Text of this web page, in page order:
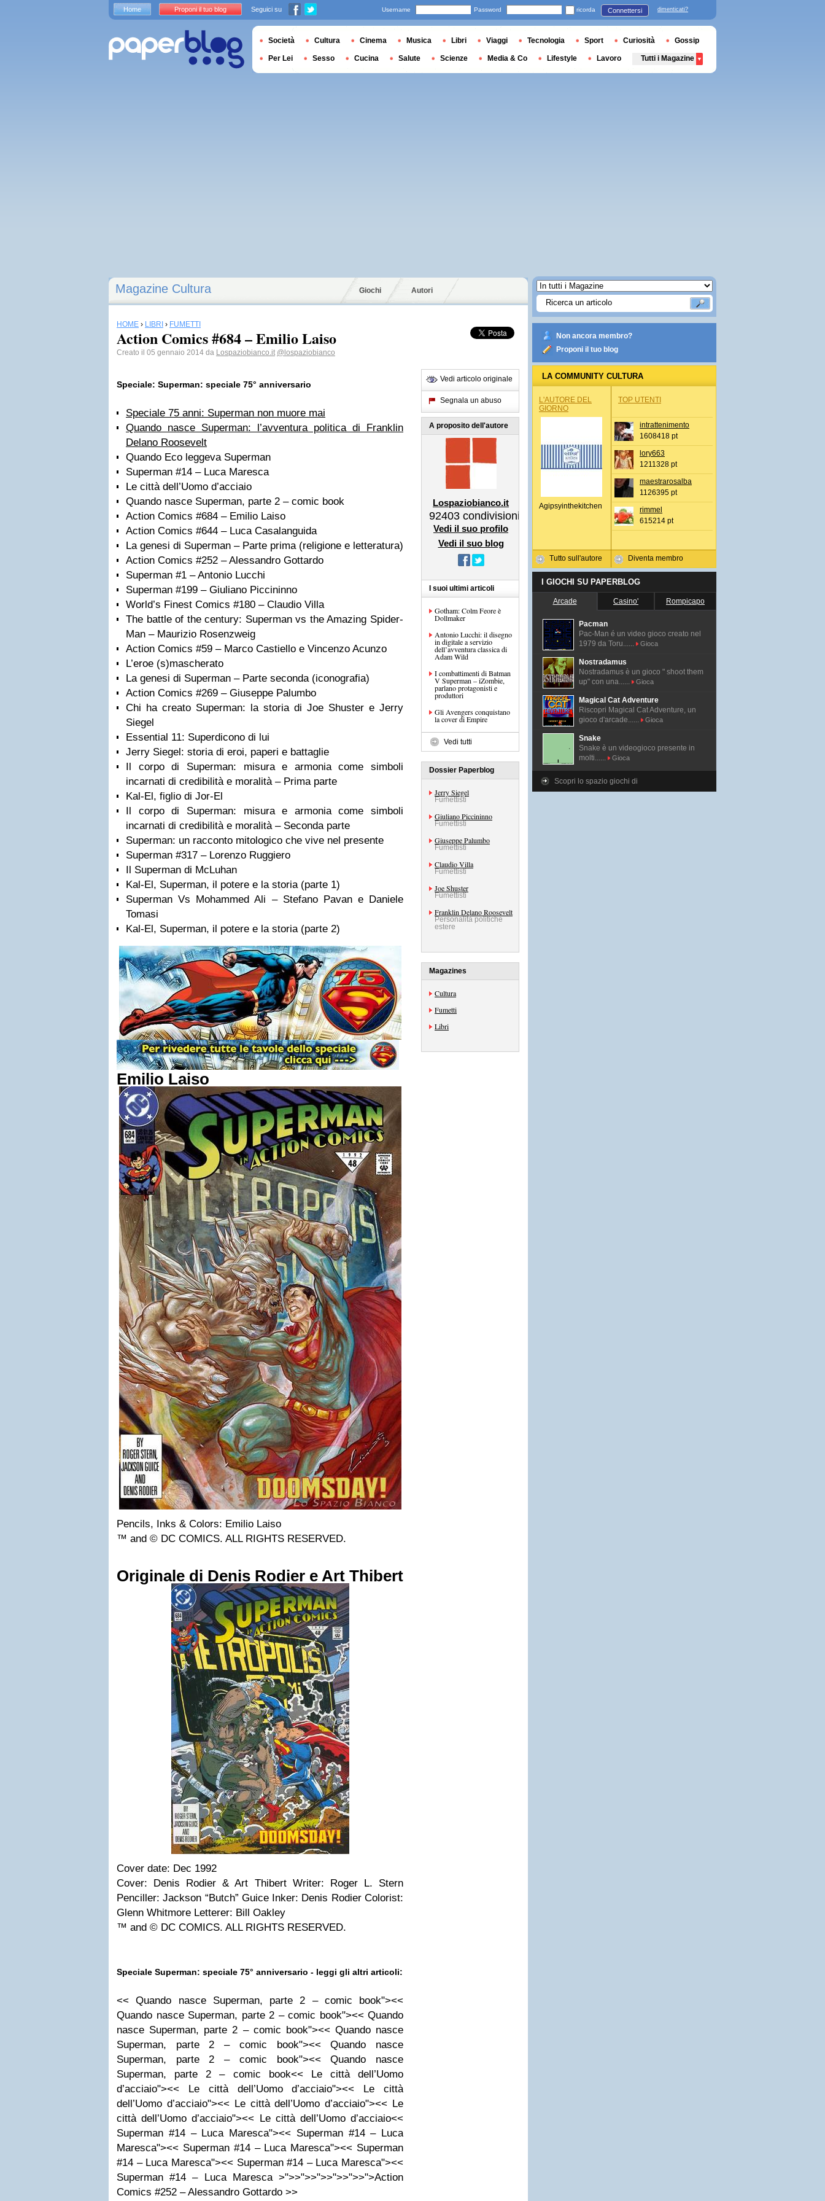
Magazine Cultura Giochi Autori
HOME › LIBRI › FUMETTI
Action Comics #684 – Emilio Laiso
Creato il 05 gennaio 2014 da Lospaziobianco.it @lospaziobianco
Speciale: Superman: speciale 75° anniversario
Speciale 75 anni: Superman non muore mai
Quando nasce Superman: l’avventura politica di Franklin
Delano Roosevelt
Quando Eco leggeva Superman
Superman #14 – Luca Maresca
Le città dell’Uomo d’acciaio
Quando nasce Superman, parte 2 – comic book
Action Comics #684 – Emilio Laiso
Action Comics #644 – Luca Casalanguida
La genesi di Superman – Parte prima (religione e letteratura)
Action Comics #252 – Alessandro Gottardo
Superman #1 – Antonio Lucchi
Superman #199 – Giuliano Piccininno
World’s Finest Comics #180 – Claudio Villa
The battle of the century: Superman vs the Amazing Spider-
Man – Maurizio Rosenzweig
Action Comics #59 – Marco Castiello e Vincenzo Acunzo
L’eroe (s)mascherato
La genesi di Superman – Parte seconda (iconografia)
Action Comics #269 – Giuseppe Palumbo
Chi ha creato Superman: la storia di Joe Shuster e Jerry
Siegel
Essential 11: Superdicono di lui
Jerry Siegel: storia di eroi, paperi e battaglie
Il corpo di Superman: misura e armonia come simboli
incarnati di credibilità e moralità – Prima parte
Kal-El, figlio di Jor-El
Il corpo di Superman: misura e armonia come simboli
incarnati di credibilità e moralità – Seconda parte
Superman: un racconto mitologico che vive nel presente
Superman #317 – Lorenzo Ruggiero
Il Superman di McLuhan
Kal-El, Superman, il potere e la storia (parte 1)
Superman Vs Mohammed Ali – Stefano Pavan e Daniele
Tomasi
Kal-El, Superman, il potere e la storia (parte 2)
Emilio Laiso
Pencils, Inks & Colors: Emilio Laiso
™ and © DC COMICS. ALL RIGHTS RESERVED.
Originale di Denis Rodier e Art Thibert
Cover date: Dec 1992
Cover: Denis Rodier & Art Thibert Writer: Roger L. Stern
Penciller: Jackson “Butch” Guice Inker: Denis Rodier Colorist:
Glenn Whitmore Letterer: Bill Oakley
™ and © DC COMICS. ALL RIGHTS RESERVED.
Speciale Superman: speciale 75° anniversario - leggi gli altri articoli:
<< Quando nasce Superman, parte 2 – comic book"><<
Quando nasce Superman, parte 2 – comic book"><< Quando
nasce Superman, parte 2 – comic book"><< Quando nasce
Superman, parte 2 – comic book"><< Quando nasce
Superman, parte 2 – comic book"><< Quando nasce
Superman, parte 2 – comic book<< Le città dell’Uomo
d’acciaio"><< Le città dell’Uomo d’acciaio"><< Le città
dell’Uomo d’acciaio"><< Le città dell’Uomo d’acciaio"><< Le
città dell’Uomo d’acciaio"><< Le città dell’Uomo d’acciaio<<
Superman #14 – Luca Maresca"><< Superman #14 – Luca
Maresca"><< Superman #14 – Luca Maresca"><< Superman
#14 – Luca Maresca"><< Superman #14 – Luca Maresca"><<
Superman #14 – Luca Maresca >">>">>">>">>">>">Action
Comics #252 – Alessandro Gottardo >>
Vedi articolo originale
Segnala un abuso
A proposito dell'autore
Lospaziobianco.it
92403 condivisioni
Vedi il suo profilo
Vedi il suo blog
I suoi ultimi articoli
Gotham: Colm Feore è
Dollmaker
Antonio Lucchi: il disegno
in digitale a servizio
dell’avventura classica di
Adam Wild
I combattimenti di Batman
V Superman – iZombie,
parlano protagonisti e
produttori
Gli Avengers conquistano
la cover di Empire
Vedi tutti
Dossier Paperblog
Jerry Siegel
Fumettisti
Giuliano Piccininno
Fumettisti
Giuseppe Palumbo
Fumettisti
Claudio Villa
Fumettisti
Joe Shuster
Fumettisti
Franklin Delano Roosevelt
Personalità politiche
estere
Magazines
Cultura
Fumetti
Libri
Non ancora membro?
Proponi il tuo blog
LA COMMUNITY CULTURA
L'AUTORE DEL
GIORNO
Agipsyinthekitchen
Tutto sull'autore
TOP UTENTI
intrattenimento
1608418 pt
lory663
1211328 pt
maestrarosalba
1126395 pt
rimmel
615214 pt
Diventa membro
I GIOCHI SU PAPERBLOG
Arcade Casino' Rompicapo
Pacman
Pac-Man é un video gioco creato nel
1979 da Toru......
Gioca
Nostradamus
Nostradamus è un gioco " shoot them
up" con una......
Gioca
Magical Cat Adventure
Riscopri Magical Cat Adventure, un
gioco d'arcade......
Gioca
Snake
Snake è un videogioco presente in
molti......
Gioca
Scopri lo spazio giochi di
Home Proponi il tuo blog Seguici su Username Password ricorda Connettersi dimenticati?
Società Cultura Cinema Musica Libri Viaggi Tecnologia Sport Curiosità Gossip
Per Lei Sesso Cucina Salute Scienze Media & Co Lifestyle Lavoro Tutti i Magazine